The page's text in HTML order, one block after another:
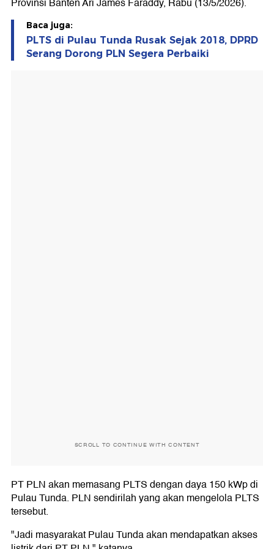
Provinsi Banten Ari James Faraddy, Rabu (13/5/2026).
Baca juga:
PLTS di Pulau Tunda Rusak Sejak 2018, DPRD
Serang Dorong PLN Segera Perbaiki
SCROLL TO CONTINUE WITH CONTENT
PT PLN akan memasang PLTS dengan daya 150 kWp di
Pulau Tunda. PLN sendirilah yang akan mengelola PLTS
tersebut.
"Jadi masyarakat Pulau Tunda akan mendapatkan akses